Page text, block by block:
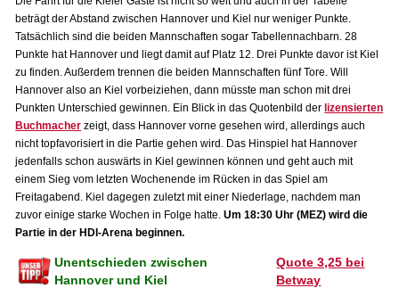
beträgt der Abstand zwischen Hannover und Kiel nur weniger Punkte.
Tatsächlich sind die beiden Mannschaften sogar Tabellennachbarn. 28
Punkte hat Hannover und liegt damit auf Platz 12. Drei Punkte davor ist Kiel
zu finden. Außerdem trennen die beiden Mannschaften fünf Tore. Will
Hannover also an Kiel vorbeiziehen, dann müsste man schon mit drei
Punkten Unterschied gewinnen. Ein Blick in das Quotenbild der lizensierten
Buchmacher zeigt, dass Hannover vorne gesehen wird, allerdings auch
nicht topfavorisiert in die Partie gehen wird. Das Hinspiel hat Hannover
jedenfalls schon auswärts in Kiel gewinnen können und geht auch mit
einem Sieg vom letzten Wochenende im Rücken in das Spiel am
Freitagabend. Kiel dagegen zuletzt mit einer Niederlage, nachdem man
zuvor einige starke Wochen in Folge hatte.Um 18:30 Uhr (MEZ) wird die
Partie in der HDI-Arena beginnen.
Unentschieden zwischen
Hannover und Kiel
Quote 3,25 bei
Betway